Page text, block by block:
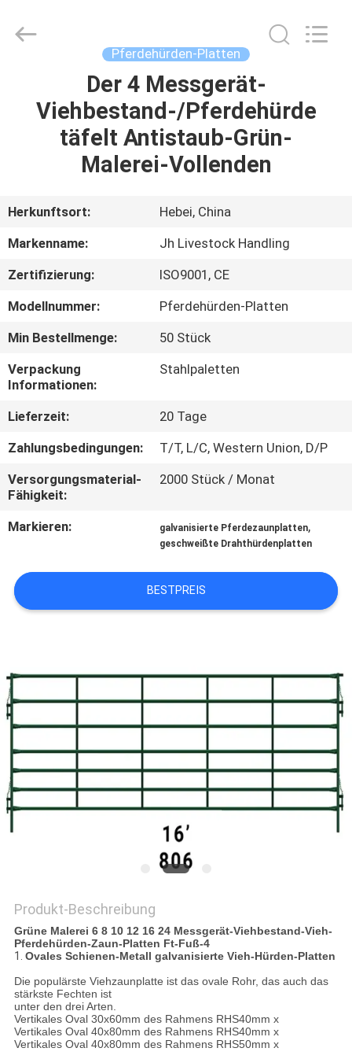
PRODUKTE
UNS
AUSFLUG
QUALITÄTSKONTROLLE
TRETEN
SIE
MIT
UNS
IN
VERBINDUNG
FORDERN
SIE
SITEMAP
DATENSCHUTZRICHTLINIE
Pferdehürden-Platten
Der 4 Messgerät-
Viehbestand-/Pferdehürde
täfelt Antistaub-Grün-
Malerei-Vollenden
Herkunftsort:
Hebei, China
Markenname:
Jh Livestock Handling
Zertifizierung:
ISO9001, CE
Modellnummer:
Pferdehürden-Platten
Min Bestellmenge:
50 Stück
Verpackung
Informationen:
Stahlpaletten
Lieferzeit:
20 Tage
Zahlungsbedingungen:
T/T, L/C, Western Union, D/P
Versorgungsmaterial-
Fähigkeit:
2000 Stück / Monat
Markieren: galvanisierte Pferdezaunplatten,
geschweißte Drahthürdenplatten
BESTPREIS
Produkt-Beschreibung
Grüne Malerei 6 8 10 12 16 24 Messgerät-Viehbestand-Vieh-
Pferdehürden-Zaun-Platten Ft-Fuß-4
1. Ovales Schienen-Metall galvanisierte Vieh-Hürden-Platten
Die populärste Viehzaunplatte ist das ovale Rohr, das auch das
stärkste Fechten ist
unter den drei Arten.
Vertikales Oval 30x60mm des Rahmens RHS40mm x
Vertikales Oval 40x80mm des Rahmens RHS40mm x
Vertikales Oval 40x80mm des Rahmens RHS50mm x